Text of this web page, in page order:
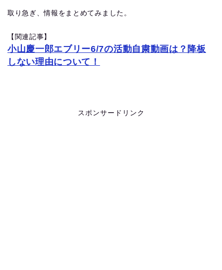
取り急ぎ、情報をまとめてみました。
【関連記事】
小山慶一郎エブリー6/7の活動自粛動画は？降板
しない理由について！
スポンサードリンク